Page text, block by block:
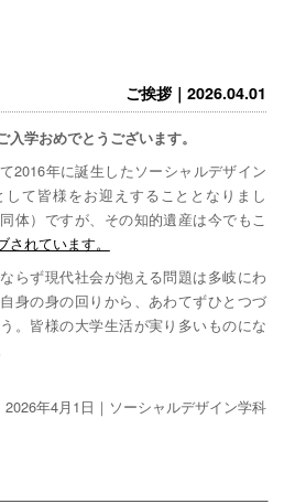
ご挨拶｜2026.04.01
学おめでとうございます。
2016年に誕生したソーシャルデザイン
て皆様をお迎えすることとなりまし
体）ですが、その知的遺産は今でもこ
されています。
らず現代社会が抱える問題は多岐にわ
身の身の回りから、あわてずひとつづ
。皆様の大学生活が実り多いものにな
2026年4月1日｜ソーシャルデザイン学科